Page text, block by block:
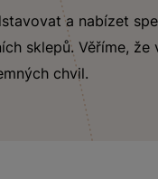
a nabízet
sklepů. Věříme,
chvil.